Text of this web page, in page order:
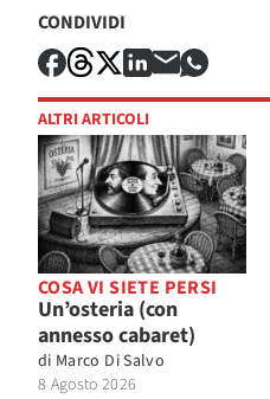
CONDIVIDI
ALTRI ARTICOLI
COSA VI SIETE PERSI
Un’osteria (con
annesso cabaret)
di Marco Di Salvo
8 Agosto 2026